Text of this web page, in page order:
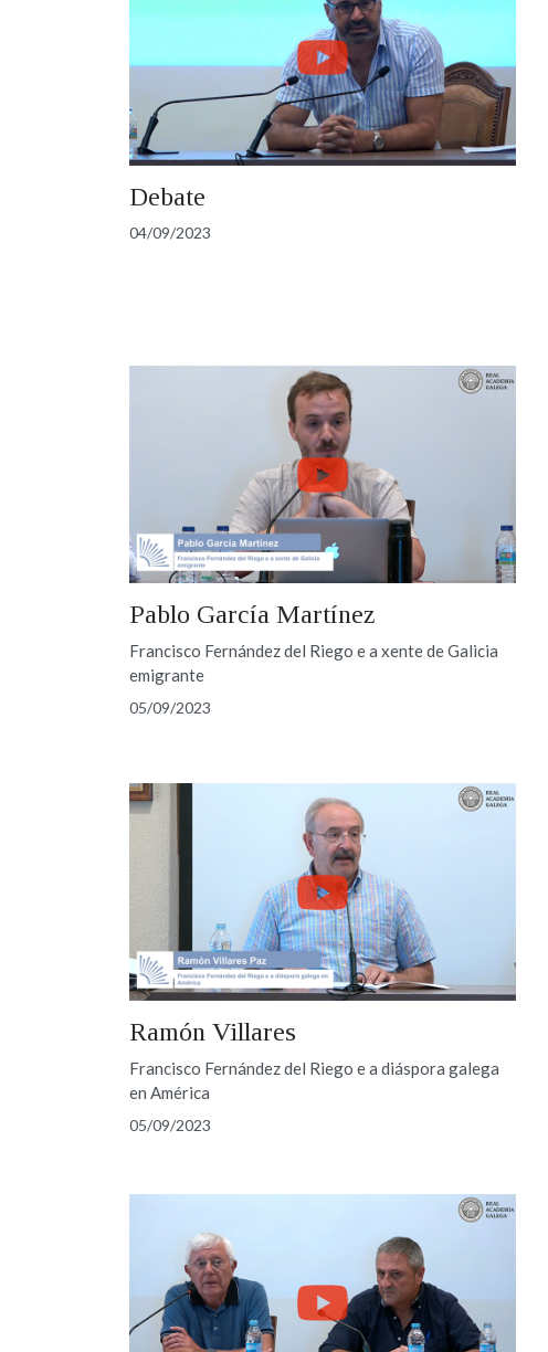
Debate
04/09/2023
Pablo García Martínez
Francisco Fernández del Riego e a xente de Galicia
emigrante
05/09/2023
Ramón Villares
Francisco Fernández del Riego e a diáspora galega
en América
05/09/2023